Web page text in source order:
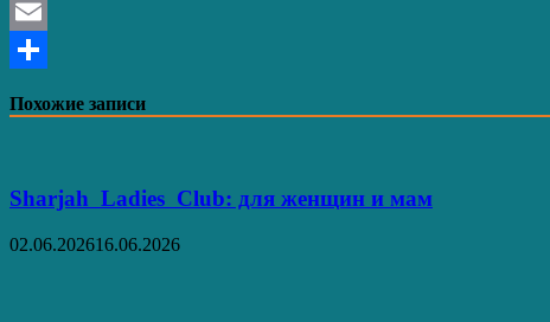
Viber
Email
Похожие записи
Sharjah Ladies Club: для женщин и мам
02.06.202616.06.2026